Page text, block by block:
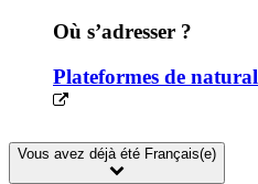
Où s’adresser ?
Plateformes de
Vous avez déjà été Français(e)